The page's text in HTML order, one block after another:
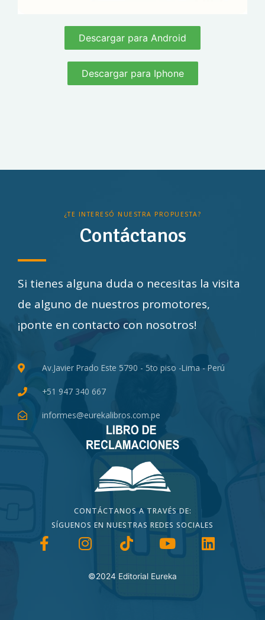
Descargar para Android
Descargar para Iphone
¿TE INTERESÓ NUESTRA PROPUESTA?
Contáctanos
Si tienes alguna duda o necesitas la visita
de alguno de nuestros promotores,
¡ponte en contacto con nosotros!
Av.Javier Prado Este 5790 - 5to piso -Lima - Perú
+51 947 340 667
informes@eurekalibros.com.pe
CONTÁCTANOS A TRAVÉS DE:
SÍGUENOS EN NUESTRAS REDES SOCIALES
©2024 Editorial Eureka